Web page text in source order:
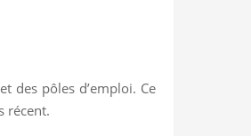
des pôles d’emploi. Ce
récent.